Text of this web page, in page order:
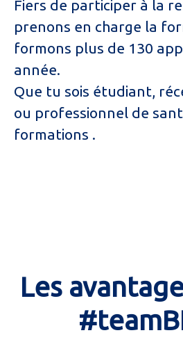
Fiers de participer à la
prenons en charge la
formons plus de 130
année.
Que tu sois étudiant,
ou professionnel de
formations .
Les